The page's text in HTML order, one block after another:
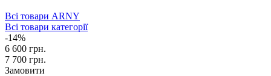
Всі товари ARNY
Всі товари категорії
-14%
6 600 грн.
7 700 грн.
Замовити